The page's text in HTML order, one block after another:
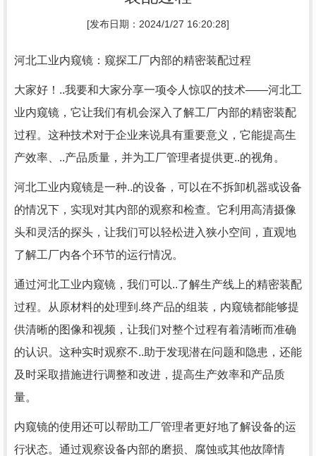
[发布日期：2024/1/27 16:20:28]
河北工业内窥镜：窥探工厂内部的精密装配过程
大家好！..我要和大家分享一项令人惊叹的技术——河北工
业内窥镜，它让我们有机会深入了解工厂内部的精密装配
过程。这种技术对于企业来说具有重要意义，它能提高生
产效率、..产品质量，并为工厂管理者提供更..的视角。
河北工业内窥镜是一种..的设备，可以在不拆卸机器或设备
的情况下，实现对其内部的观察和检查。它利用高清摄像
头和灵活的探头，让我们可以轻松进入狭小空间，直观地
了解工厂内各个环节的运行情况。
通过河北工业内窥镜，我们可以..了解生产线上的精密装配
过程。从原材料的处理到.终产品的组装，内窥镜都能够提
供清晰的图像和视频，让我们对整个过程有着清晰而准确
的认识。这种实时观察不..助于发现潜在问题和隐患，还能
及时采取措施进行调整和改进，提高生产效率和产品质
量。
内窥镜的使用还可以帮助工厂管理者更好地了解设备的运
行状态。通过观察设备内部的磨损、腐蚀或其他故障情